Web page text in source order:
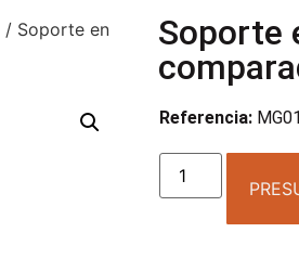
/ Soporte en
Soporte
Referencia: